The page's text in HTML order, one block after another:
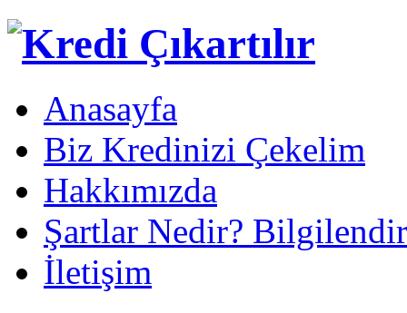
Anasayfa
Biz Kredinizi Çekelim
Hakkımızda
Şartlar Nedir?
İletişim